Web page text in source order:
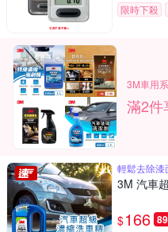
限時下殺
3M車用
滿2件
輕鬆去除漆
3M 汽車
$166